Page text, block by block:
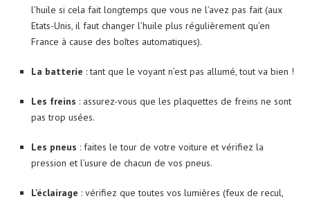
l’huile si cela fait longtemps que vous ne l’avez pas fait (aux
Etats-Unis, il faut changer l’huile plus régulièrement qu’en
France à cause des boîtes automatiques).
La batterie : tant que le voyant n’est pas allumé, tout va bien !
Les freins : assurez-vous que les plaquettes de freins ne sont
pas trop usées.
Les pneus : faites le tour de votre voiture et vérifiez la
pression et l’usure de chacun de vos pneus.
L’éclairage : vérifiez que toutes vos lumières (feux de recul,